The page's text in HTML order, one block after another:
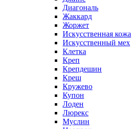
Диагональ
Жаккард
Жоржет
Искусственная кожа
Искусственный мех
Клетка
Креп
Крепдешин
Креш
Кружево
Купон
Лоден
Люрекс
Муслин